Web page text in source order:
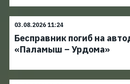
03.08.2026 11:24
Бесправник погиб на
«Паламыш – Урдома»